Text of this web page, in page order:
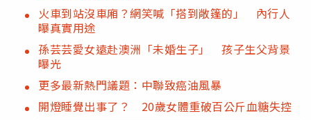
火車到站沒車廂？網笑喊「搭到敞篷的」 內行人
曝真實用途
孫芸芸愛女遠赴澳洲「未婚生子」 孩子生父背景
曝光
更多最新熱門議題：中聯致癌油風暴
開燈睡覺出事了？ 20歲女體重破百公斤血糖失控